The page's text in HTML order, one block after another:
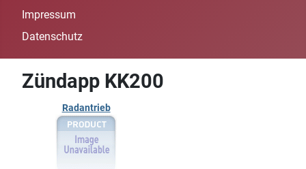
Impressum
Datenschutz
Zündapp KK200
Radantrieb